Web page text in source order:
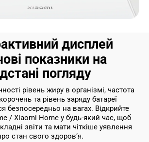
дисплей
показники на
погляду
рівень жиру в організмі, частота
та рівень заряду батареї
безпосередньо на вагах. Відкрийте
/ Xiaomi Home у будь-який час, щоб
звіти та мати чіткіше уявлення
стан свого здоров’я.